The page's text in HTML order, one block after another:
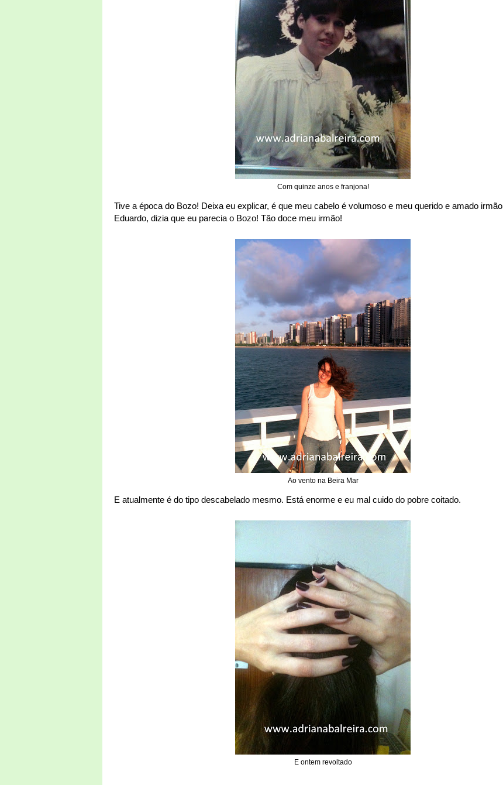
Com quinze anos e franjona!
Tive a época do Bozo! Deixa eu explicar, é que meu cabelo é volumoso e meu querido e amado irmão
Eduardo, dizia que eu parecia o Bozo! Tão doce meu irmão!
Ao vento na Beira Mar
E atualmente é do tipo descabelado mesmo. Está enorme e eu mal cuido do pobre coitado.
E ontem revoltado